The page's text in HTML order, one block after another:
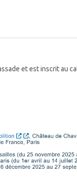
et est inscrit au